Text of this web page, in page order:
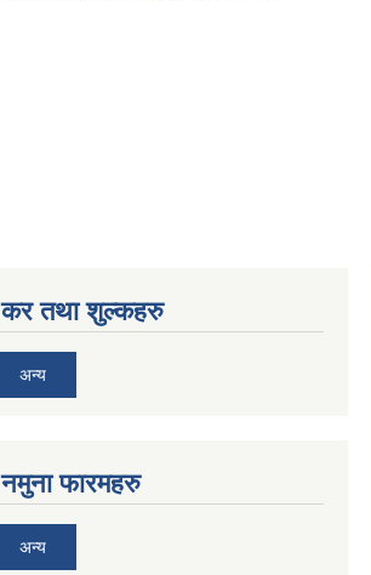
कर तथा शुल्कहरु
अन्य
नमुना फारमहरु
अन्य